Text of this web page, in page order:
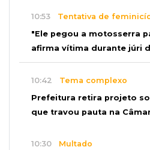
10:53 Tentativa de
"Ele pegou a motosserra
afirma vítima durante júri
10:42 Tema complexo
Prefeitura retira projeto
que travou pauta na
10:30 Multado